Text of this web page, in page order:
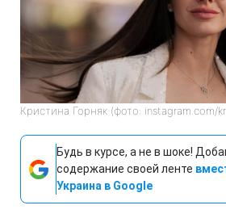
Кристина Горняк (фото: instagram.com/
Будь в курсе, а не в шоке!
содержание своей ленте
Украина в Google